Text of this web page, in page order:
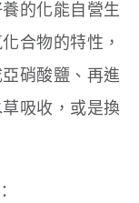
的化能自營生
合物的特性，
硝酸鹽、再進
吸收，或是換